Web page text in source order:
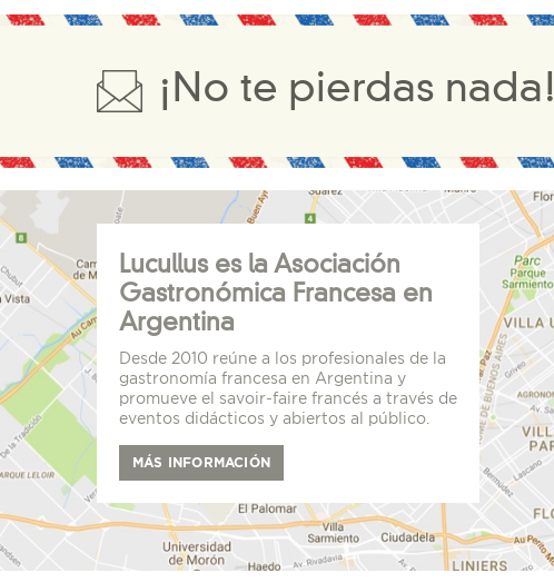
¡No te pierdas nada!
Lucullus es la Asociación
Gastronómica Francesa en
Argentina
Desde 2010 reúne a los profesionales de la
gastronomía francesa en Argentina y
promueve el savoir-faire francés a través de
eventos didácticos y abiertos al público.
MÁS INFORMACIÓN